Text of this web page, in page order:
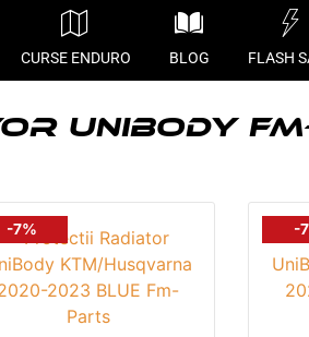
CURSE ENDURO BLOG FLASH
UNIBODY
-7% -